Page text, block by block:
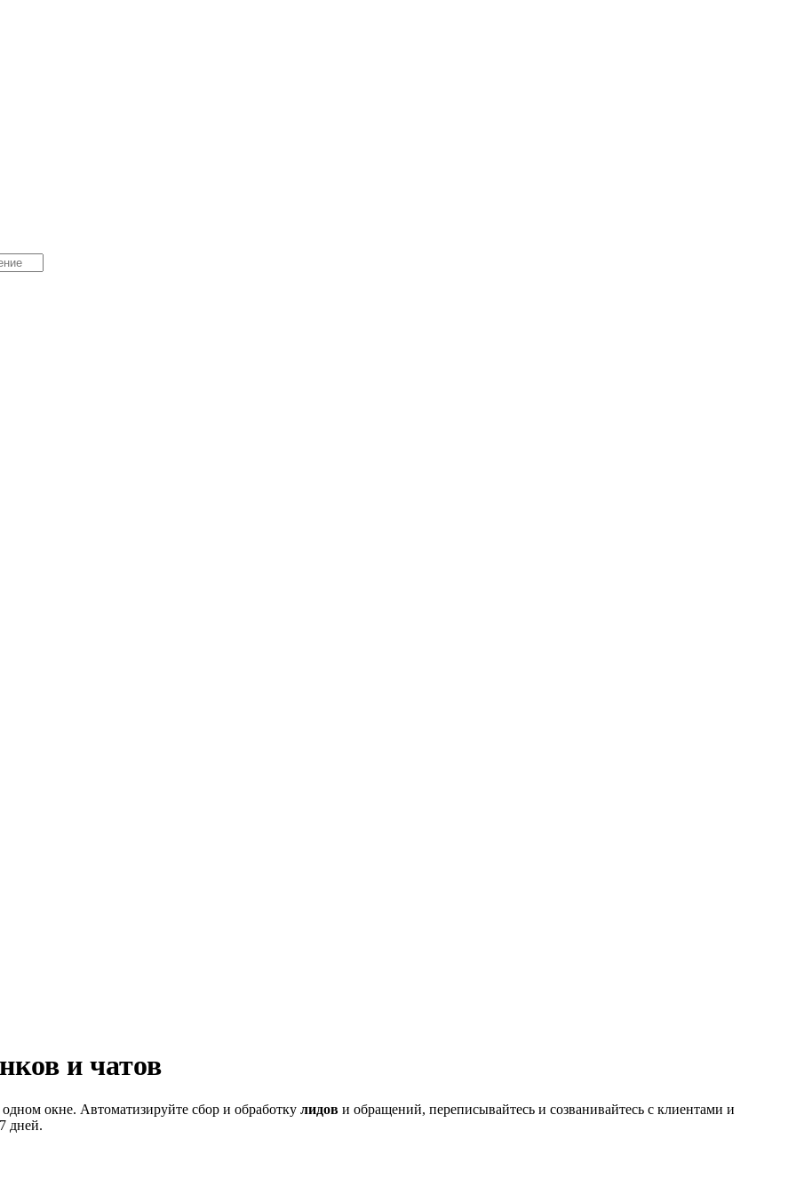
и чатов
окне. Автоматизируйте сбор и обработку лидов и обращений, переписывайтесь и созванивайтесь с клиентами и
дней.